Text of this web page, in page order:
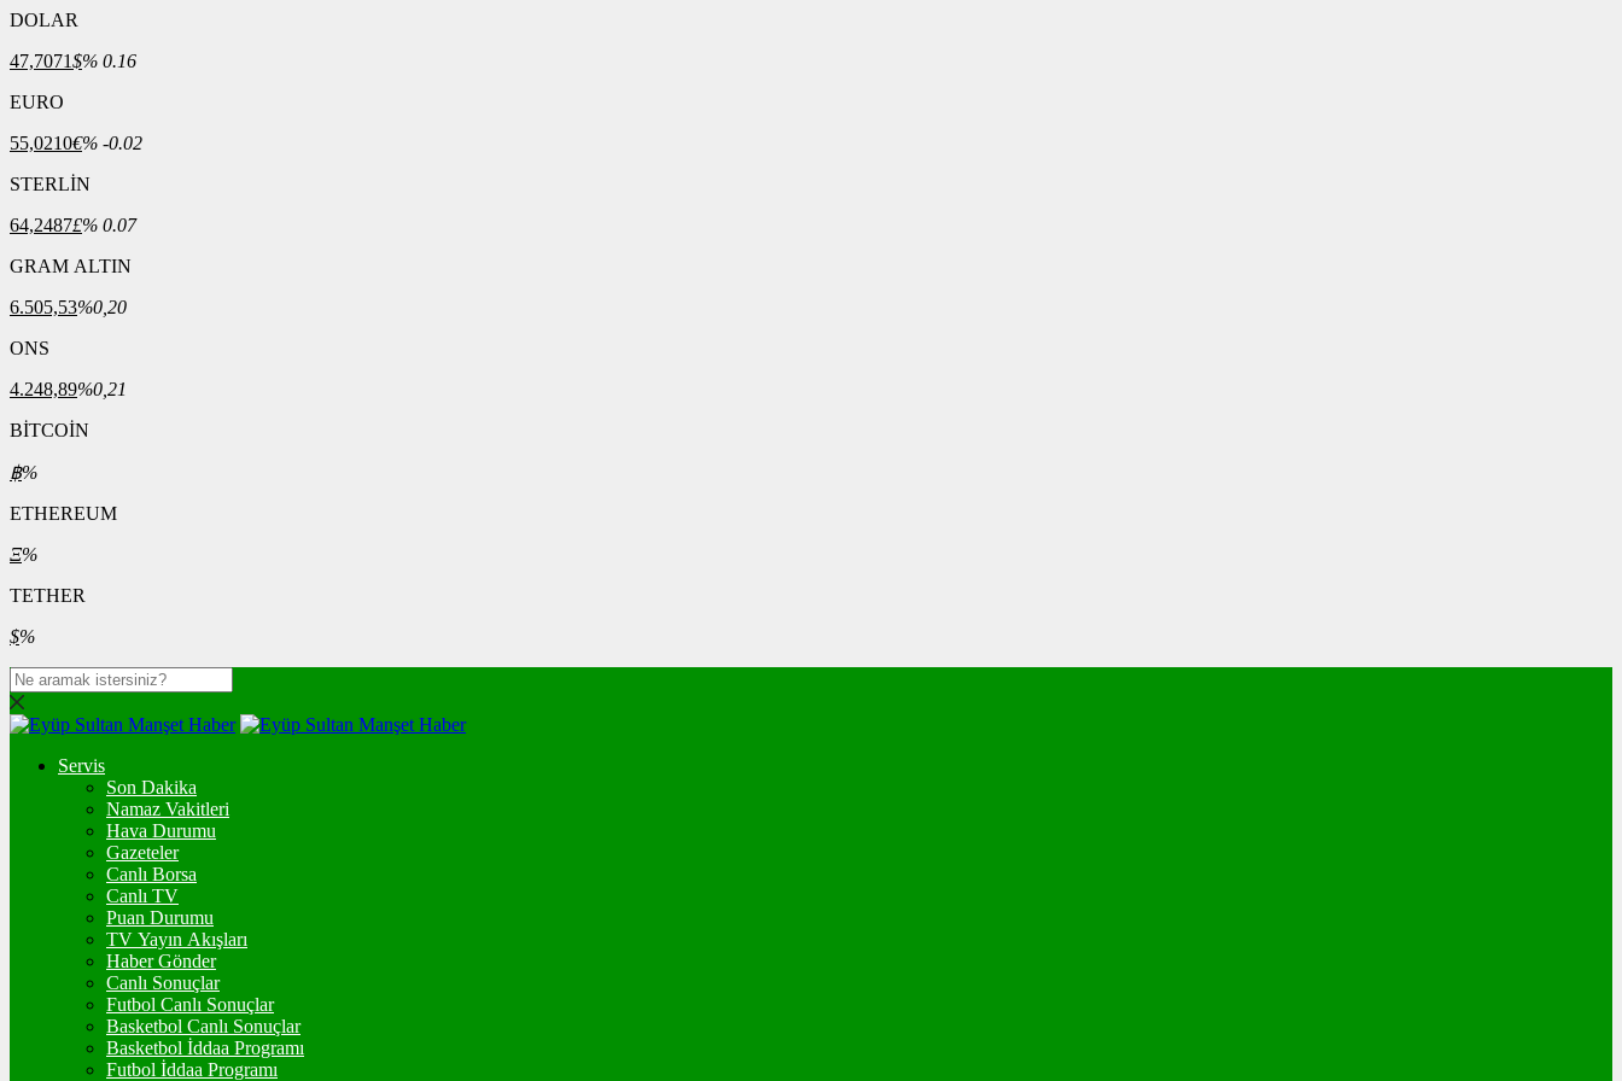
DOLAR
47,7071$% 0.16
EURO
55,0210€% -0.02
STERLİN
64,2487£% 0.07
GRAM ALTIN
6.505,53%0,20
ONS
4.248,89%0,21
BİTCOİN
฿%
ETHEREUM
Ξ%
TETHER
$%
Servis
Son Dakika
Namaz Vakitleri
Hava Durumu
Gazeteler
Canlı Borsa
Canlı TV
Puan Durumu
TV Yayın Akışları
Haber Gönder
Canlı Sonuçlar
Futbol Canlı Sonuçlar
Basketbol Canlı Sonuçlar
Basketbol İddaa Programı
Futbol İddaa Programı